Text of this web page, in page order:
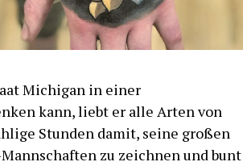
Michigan in einer
kann, liebt er alle Arten von
Stunden damit, seine großen
zu zeichnen und bunt